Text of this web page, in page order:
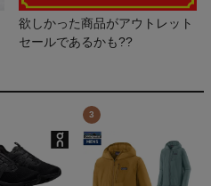
欲しかった商品がアウトレット
セールであるかも??
3